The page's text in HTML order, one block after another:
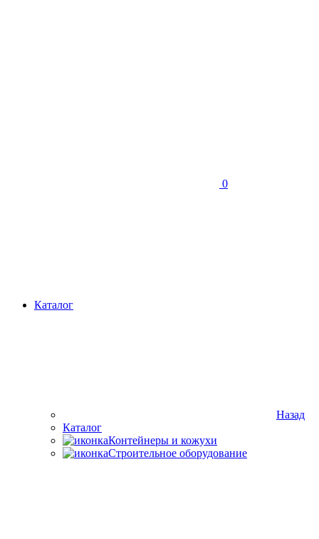
0
Каталог
Назад
Каталог
Контейнеры и кожухи
Строительное оборудование